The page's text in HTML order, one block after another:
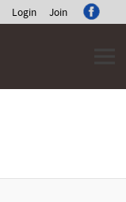
Login Join